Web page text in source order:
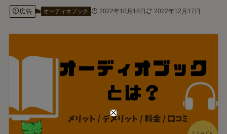
広告 オーディオブック 2022年10月18日 2022年12月17日